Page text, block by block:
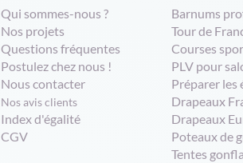
Qui sommes-nous ?
Nos projets
Questions fréquentes
Postulez chez nous !
Nous contacter
Nos avis clients
Index d'égalité
CGV
Barnums
Tour de
Courses
PLV pour
Préparer les
Drapeaux
Drapeaux
Poteaux de
Tentes